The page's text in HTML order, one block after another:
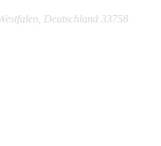
Deutschland 33758